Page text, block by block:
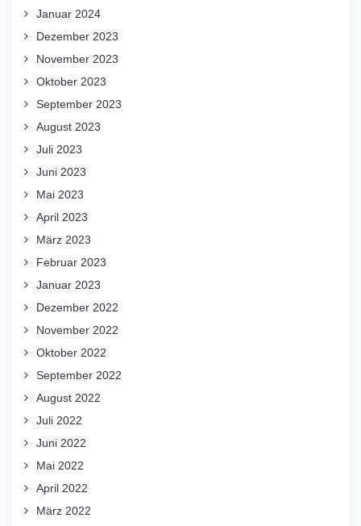
Januar 2024
Dezember 2023
November 2023
Oktober 2023
September 2023
August 2023
Juli 2023
Juni 2023
Mai 2023
April 2023
März 2023
Februar 2023
Januar 2023
Dezember 2022
November 2022
Oktober 2022
September 2022
August 2022
Juli 2022
Juni 2022
Mai 2022
April 2022
März 2022